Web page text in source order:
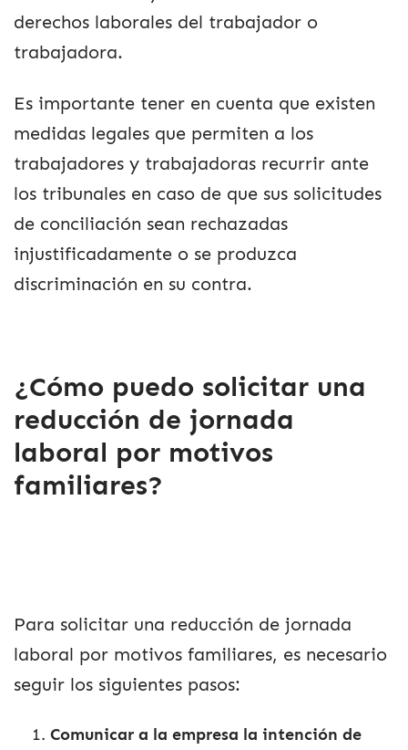
derechos laborales del trabajador o
trabajadora.
Es importante tener en cuenta que existen
medidas legales que permiten a los
trabajadores y trabajadoras recurrir ante
los tribunales en caso de que sus solicitudes
de conciliación sean rechazadas
injustificadamente o se produzca
discriminación en su contra.
¿Cómo puedo solicitar una
reducción de jornada
laboral por motivos
familiares?
Para solicitar una reducción de jornada
laboral por motivos familiares, es necesario
seguir los siguientes pasos:
Comunicar a la empresa la intención de